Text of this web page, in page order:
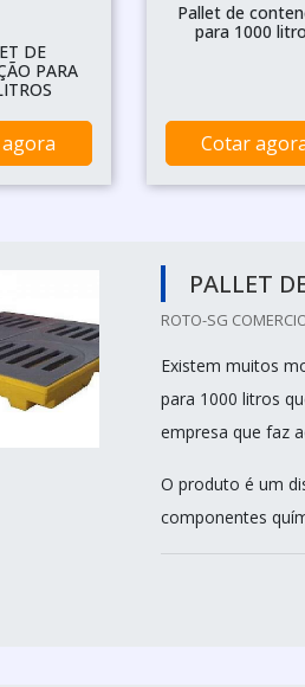
DE
PARA
Pallet de
para 1000
Cotar
PALLET
ROTO-SG
Existem muitos
para 1000 litros
empresa que faz
O produto é um
componentes